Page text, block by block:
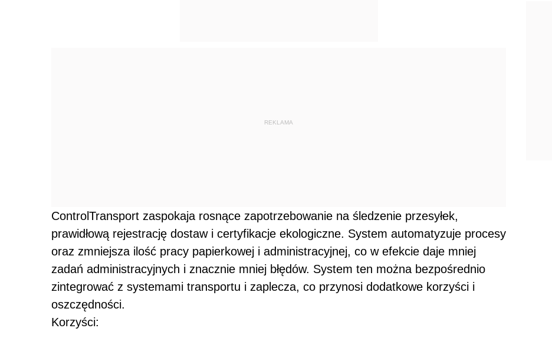
REKLAMA
ControlTransport zaspokaja rosnące zapotrzebowanie na śledzenie przesyłek,
prawidłową rejestrację dostaw i certyfikacje ekologiczne. System automatyzuje procesy
oraz zmniejsza ilość pracy papierkowej i administracyjnej, co w efekcie daje mniej
zadań administracyjnych i znacznie mniej błędów. System ten można bezpośrednio
zintegrować z systemami transportu i zaplecza, co przynosi dodatkowe korzyści i
oszczędności.
Korzyści: